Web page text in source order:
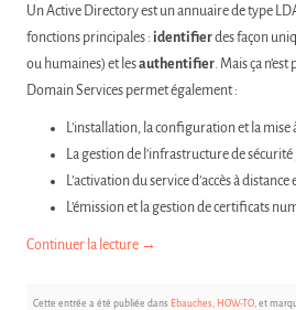
Un Active Directory est un annuaire de type
fonctions principales : identifierdes façon
ou humaines) et lesauthentifier. Mais ça
Domain Services permet également :
L’installation, la configuration et la mise
La gestion de l’infrastructure de sécurité
L’activation du service d’accès à
L’émission et la gestion de certificats
Continuer la lecture →
Cette entrée a été publiée dans Ebauches, HOW-TO, et